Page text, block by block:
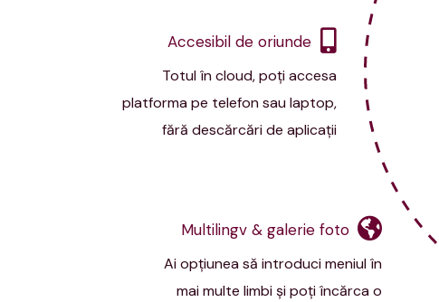
Accesibil de oriunde
Totul în cloud, poţi accesa
platforma pe telefon sau laptop,
fără descărcări de aplicaţii
Multilingv & galerie foto
Ai opţiunea să introduci meniul în
mai multe limbi şi poţi încărca o